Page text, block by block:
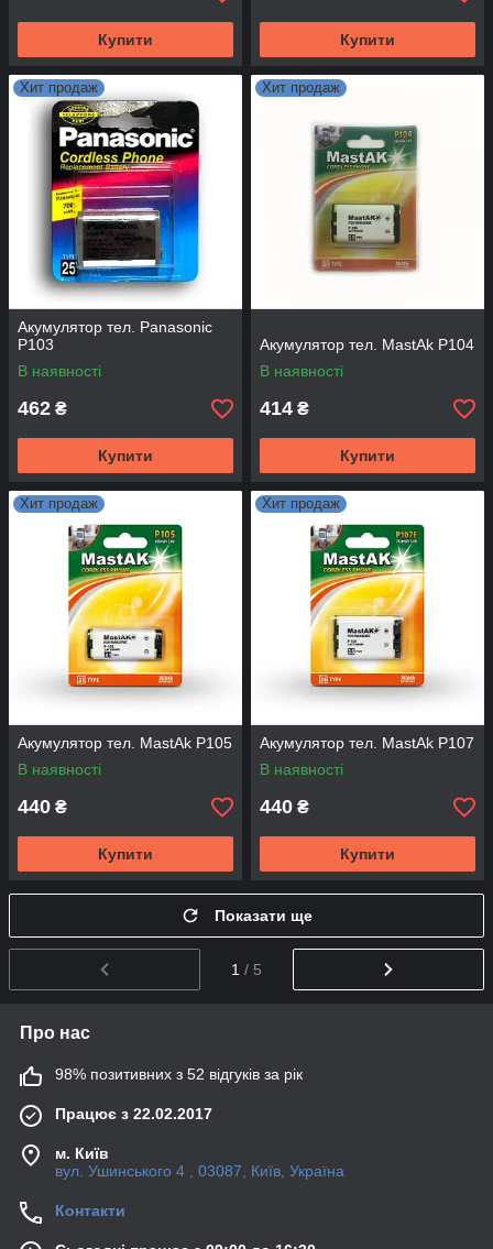
Купити Купити
Хит продаж
Акумулятор тел. Panasonic
P103
В наявності
462 ₴
Купити
Хит продаж
Акумулятор тел. MastAk P104
В наявності
414 ₴
Купити
Хит продаж
Акумулятор тел. MastAk P105
В наявності
440 ₴
Купити
Хит продаж
Акумулятор тел. MastAk P107
В наявності
440 ₴
Купити
Показати ще
1 / 5
Про нас
98% позитивних з 52 відгуків за рік
Працює з 22.02.2017
м. Київ
вул. Ушинського 4 , 03087, Київ, Україна
Контакти